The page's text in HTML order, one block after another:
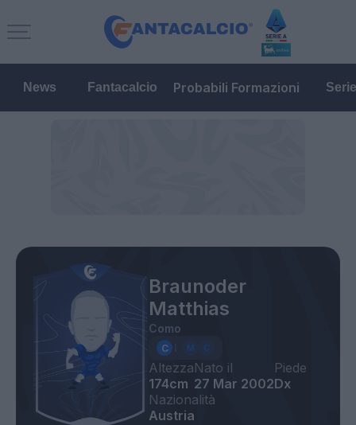
News Fantacalcio Probabili Formazioni
Braunoder
Matthias
Como
Altezza
174cm
Nato il
27 Mar 2002
Piede
Dx
Nazionalità
Austria